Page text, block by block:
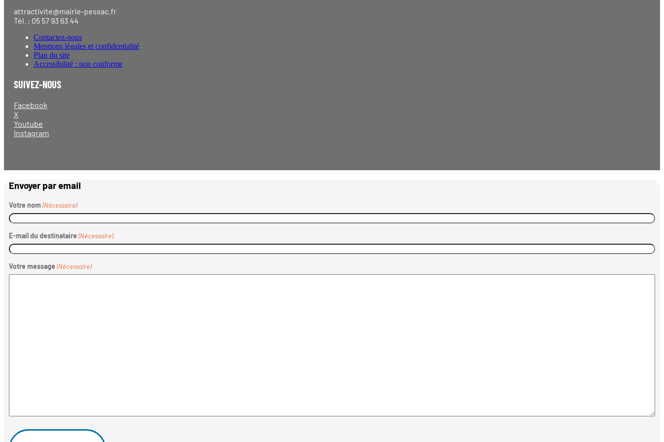
attractivite@mairie-pessac.fr
Tél. : 05 57 93 63 44
Contactez-nous
Mentions légales et confidentialité
Plan du site
Accessibilité : non conforme
SUIVEZ-NOUS
Facebook
X
Youtube
Instagram
Envoyer par email
Votre nom (Nécessaire)
E-mail du destinataire (Nécessaire)
Votre message (Nécessaire)